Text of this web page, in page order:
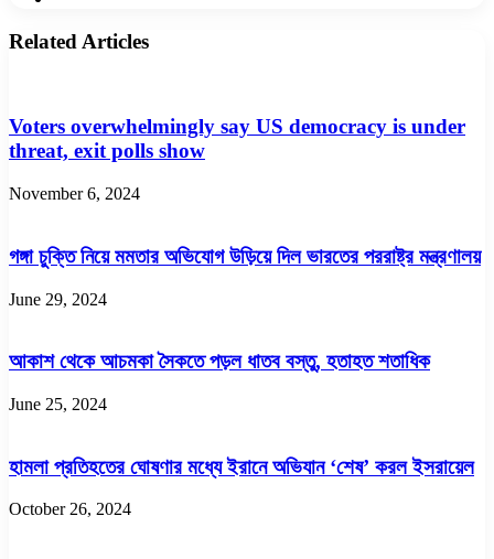
Related Articles
Voters overwhelmingly say US democracy is under
threat, exit polls show
November 6, 2024
গঙ্গা চুক্তি নিয়ে মমতার অভিযোগ উড়িয়ে দিল ভারতের পররাষ্ট্র মন্ত্রণালয়
June 29, 2024
আকাশ থেকে আচমকা সৈকতে পড়ল ধাতব বস্তু, হতাহত শতাধিক
June 25, 2024
হামলা প্রতিহতের ঘোষণার মধ্যে ইরানে অভিযান ‘শেষ’ করল ইসরায়েল
October 26, 2024